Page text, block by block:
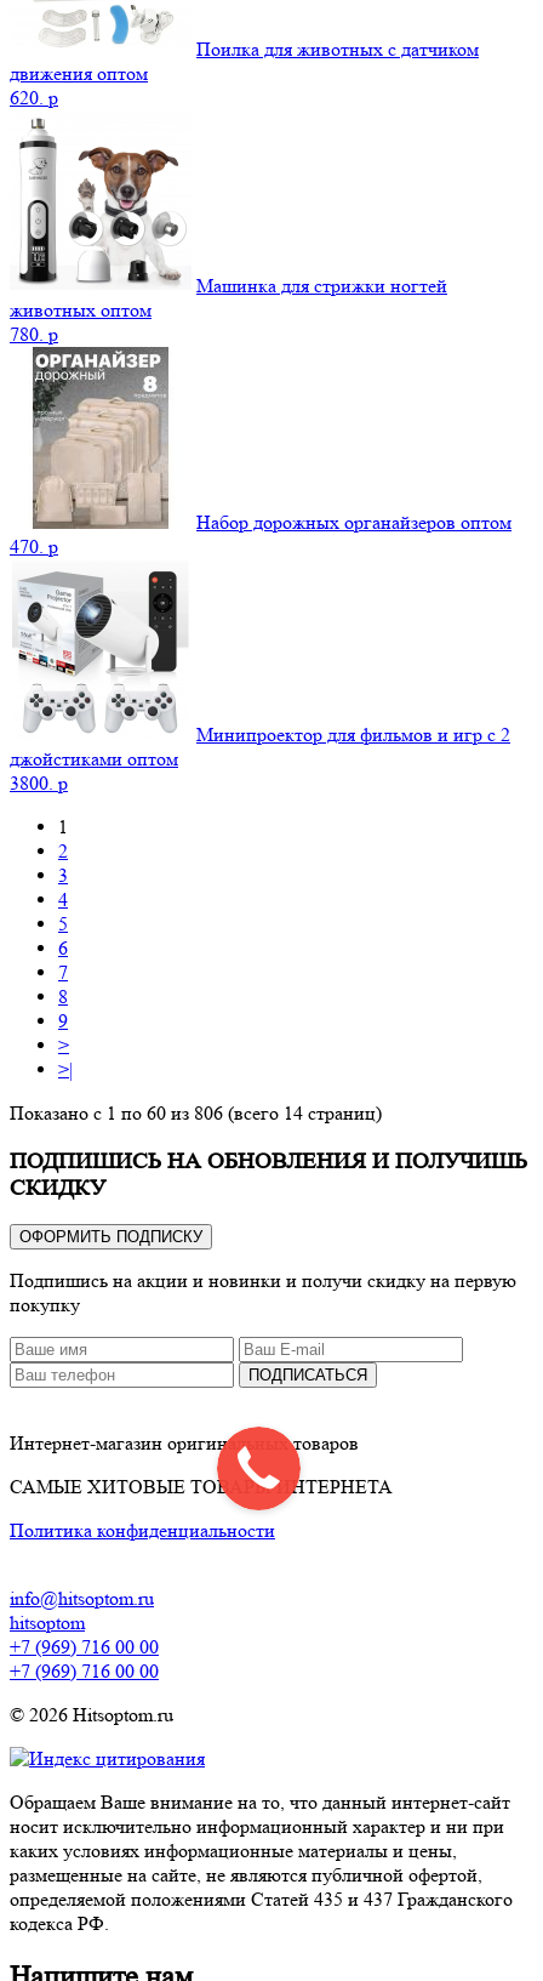
Поилка для животных с датчиком
движения оптом
620. p
Машинка для стрижки ногтей
животных оптом
780. p
Набор дорожных органайзеров оптом
470. p
Минипроектор для фильмов и игр с 2
джойстиками оптом
3800. p
1
2
3
4
5
6
7
8
9
>
>|
Показано с 1 по 60 из 806 (всего 14 страниц)
ПОДПИШИСЬ НА ОБНОВЛЕНИЯ И ПОЛУЧИШЬ
СКИДКУ
ОФОРМИТЬ ПОДПИСКУ
Подпишись на акции и новинки и получи скидку на первую
покупку
ПОДПИСАТЬСЯ
Интернет-магазин оригинальных товаров
САМЫЕ ХИТОВЫЕ ТОВАРЫ ИНТЕРНЕТА
Политика конфиденциальности
info@hitsoptom.ru
hitsoptom
+7 (969) 716 00 00
+7 (969) 716 00 00
© 2026 Hitsoptom.ru
Обращаем Ваше внимание на то, что данный интернет-сайт
носит исключительно информационный характер и ни при
каких условиях информационные материалы и цены,
размещенные на сайте, не являются публичной офертой,
определяемой положениями Статей 435 и 437 Гражданского
кодекса РФ.